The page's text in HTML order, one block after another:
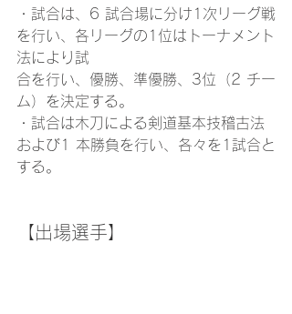
・試合は、6 試合場に分け1次リーグ戦
を行い、各リーグの1位はトーナメント
法により試
合を行い、優勝、準優勝、3位（2 チー
ム）を決定する。
・試合は木刀による剣道基本技稽古法
および1 本勝負を行い、各々を1試合と
する。
【出場選手】